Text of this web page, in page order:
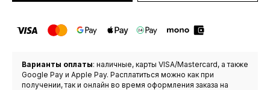
Варианты оплаты: наличные, карты VISA/Mastercard, а также
Google Pay и Apple Pay. Расплатиться можно как при
получении, так и онлайн во время оформления заказа на